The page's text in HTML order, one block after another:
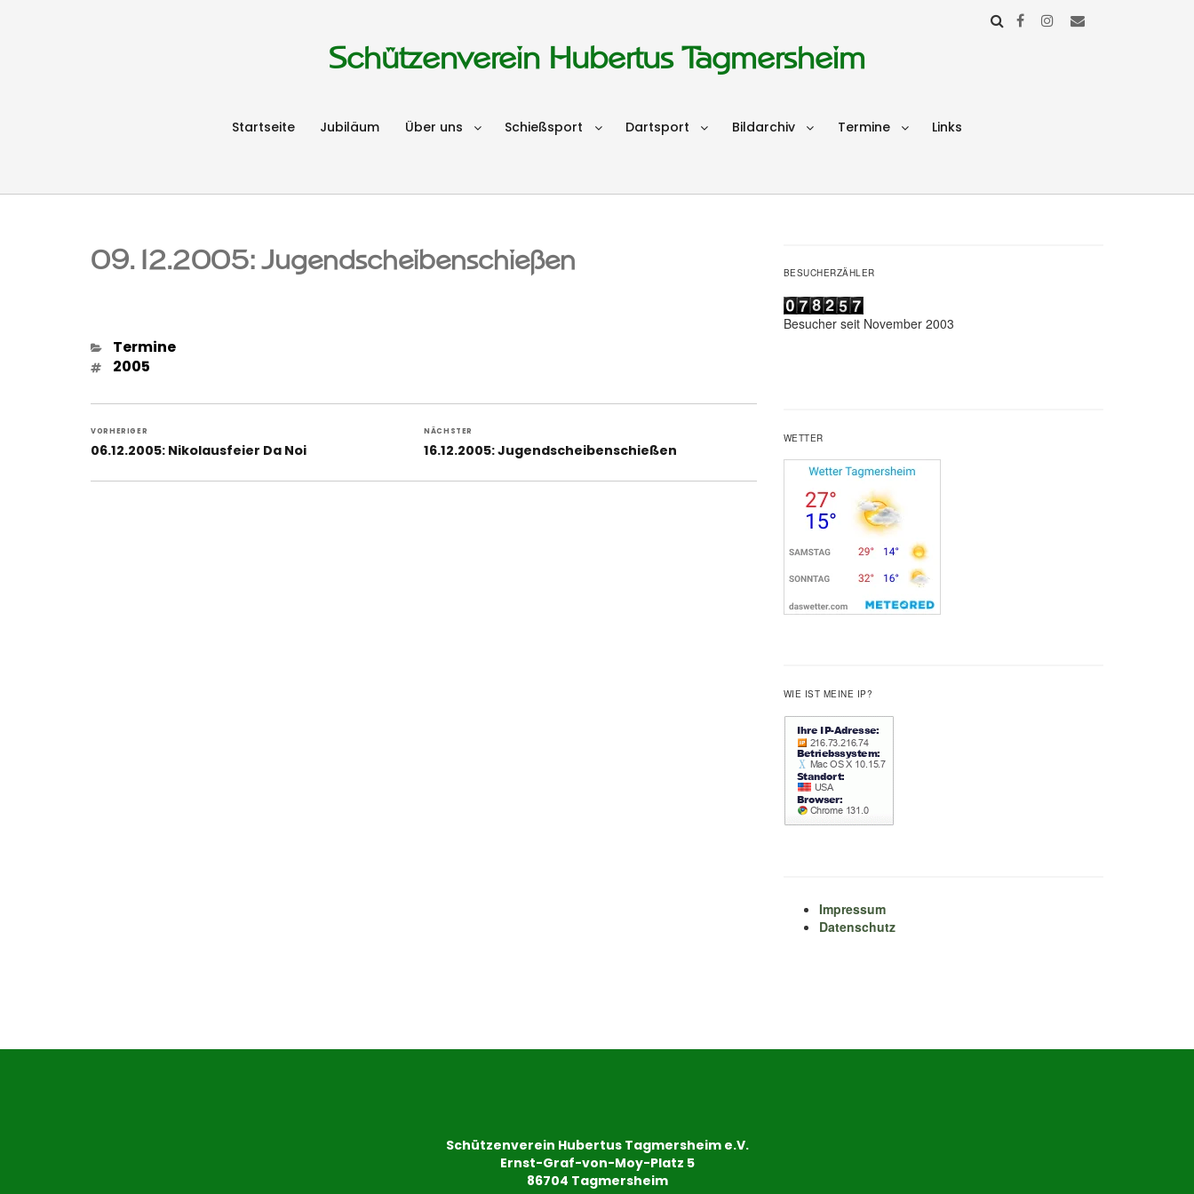
Schützenverein Hubertus Tagmersheim
Startseite Jubiläum Über uns Schießsport Dartsport Bildarchiv Termine Links
09.12.2005: Jugendscheibenschießen
Kategorien
Termine
Schlagwörter
2005
VORHERIGER
Vorheriger
06.12.2005: Nikolausfeier Da Noi
NÄCHSTER
Nächster
16.12.2005: Jugendscheibenschießen
BESUCHERZÄHLER
Besucher seit November 2003
WETTER
WIE IST MEINE IP?
Impressum
Datenschutz
Schützenverein Hubertus Tagmersheim e.V.
Ernst-Graf-von-Moy-Platz 5
86704 Tagmersheim